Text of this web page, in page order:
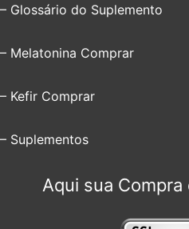
– Glossário do Suplemento
– Melatonina Comprar
– Kefir Comprar
– Suplementos
Aqui sua Compra